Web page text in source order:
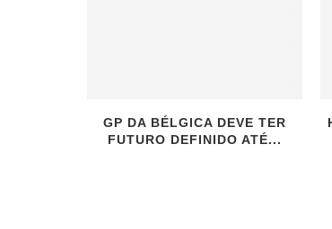
GP DA BÉLGICA DEVE TER
FUTURO DEFINIDO ATÉ...